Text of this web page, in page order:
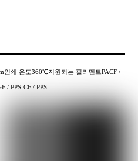
인쇄 온도360℃지원되는 필라멘트PACF /
/ PPS-CF / PPS